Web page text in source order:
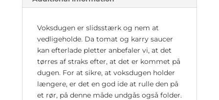
Voksdugen er slidsstærk og nem at
vedligeholde. Da tomat og karry saucer
kan efterlade pletter anbefaler vi, at det
tørres af straks efter, at det er kommet på
dugen. For at sikre, at voksdugen holder
længere, er det en god ide at rulle den på
et rør, på denne måde undgås også folder.